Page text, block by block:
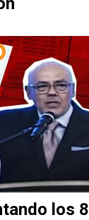
los 8